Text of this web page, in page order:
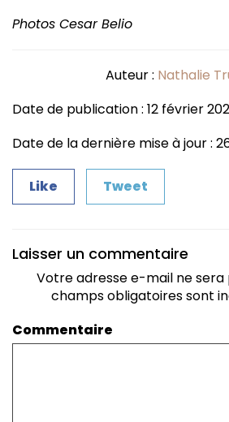
Photos Cesar Belio
Auteur : Nathalie
Date de publication : 12 février
Date de la dernière mise à jour :
Like Tweet
Laisser un commentaire
Votre adresse e-mail ne sera
champs obligatoires sont
Commentaire